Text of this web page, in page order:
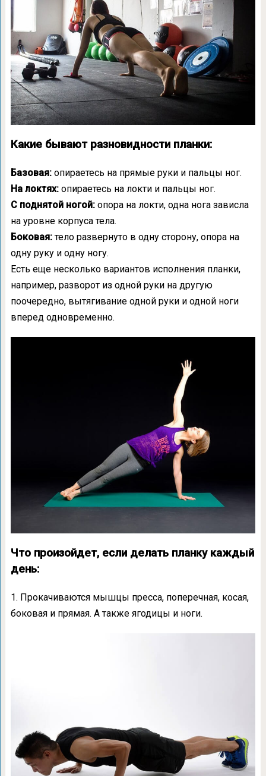
Какие бывают разновидности планки:
Базовая:опираетесь на прямые руки и пальцы ног.
На локтях:опираетесь на локти и пальцы ног.
С поднятой ногой:опора на локти, одна нога зависла
на уровне корпуса тела.
Боковая:тело развернуто в одну сторону, опора на
одну руку и одну ногу.
Есть еще несколько вариантов исполнения планки,
например, разворот из одной руки на другую
поочередно, вытягивание одной руки и одной ноги
вперед одновременно.
Что произойдет, если делать планку каждый
день:
1. Прокачиваются мышцы пресса, поперечная, косая,
боковая и прямая. А также ягодицы и ноги.